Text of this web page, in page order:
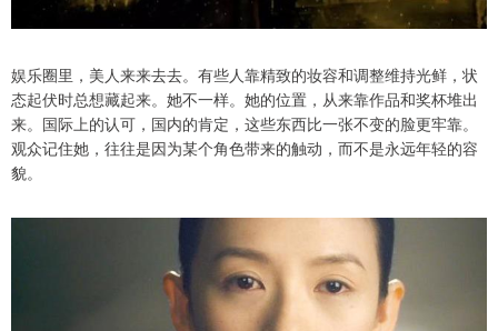
娱乐圈里，美人来来去去。有些人靠精致的妆容和调整维持光鲜，状
态起伏时总想藏起来。她不一样。她的位置，从来靠作品和奖杯堆出
来。国际上的认可，国内的肯定，这些东西比一张不变的脸更牢靠。
观众记住她，往往是因为某个角色带来的触动，而不是永远年轻的容
貌。